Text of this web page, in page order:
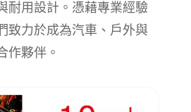
耐用設計。憑藉專業經驗
致力於成為汽車、戶外與
作夥伴。